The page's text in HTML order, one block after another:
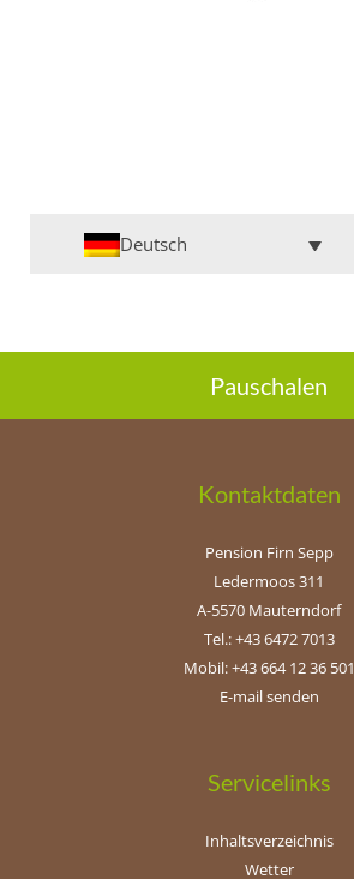
Deutsch
Pauschalen
Kontaktdaten
Pension Firn Sepp
Ledermoos 311
A-5570 Mauterndorf
Tel.: +43 6472 7013
Mobil: +43 664 12 36 501
E-mail senden
Servicelinks
Inhaltsverzeichnis
Wetter